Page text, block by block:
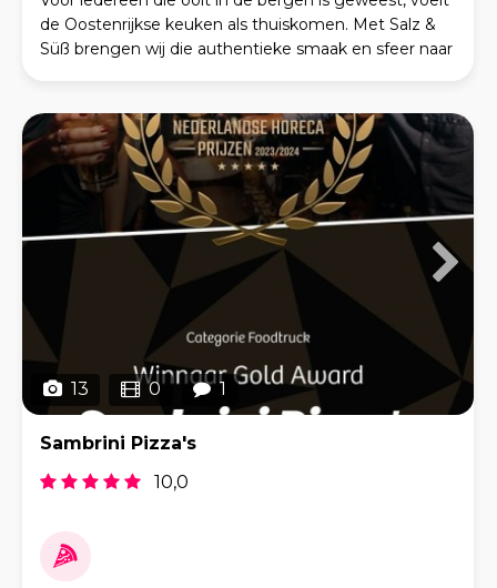
de Oostenrijkse keuken als thuiskomen. Met Salz &
Süß brengen wij die authentieke smaak en sfeer naar
13 0 1
Sambrini Pizza's
10,0